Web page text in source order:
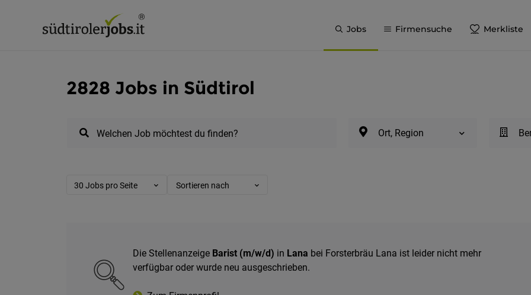
Jobs Firmensuche Merkliste
2828 Jobs in Südtirol
Welchen Job möchtest du finden? Ort, Region
30 Jobs pro Seite Sortieren nach
Die Stellenanzeige Barist (m/w/d) in Lana bei Forsterbräu Lana ist leider nicht mehr
verfügbar oder wurde neu ausgeschrieben.